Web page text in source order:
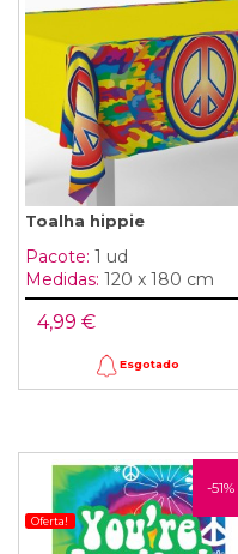
Toalha hippie
Pacote: 1 ud
Medidas: 120 x 180 cm
4,99 €
Esgotado
-51%
Oferta!